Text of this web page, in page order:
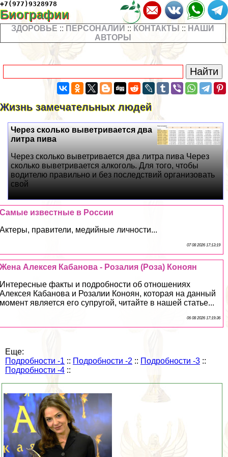
+7(977)9328978
Биографии
ЗДОРОВЬЕ :: ПЕРСОНАЛИИ :: КОНТАКТЫ :: НАШИ
АВТОРЫ
Жизнь замечательных людей
Через сколько выветривается два
литра пива
Через сколько выветривается два литра пива Через
сколько выветривается алкоголь. Для того, чтобы
водителю правильно и без последствий организовать
свой
Самые известные в России
Актеры, правители, медийные личности...
07 08 2026 17:13:19
Жена Алексея Кабанова - Розалия (Роза) Коноян
Интересные факты и подробности об отношениях
Алексея Кабанова и Розалии Коноян, которая на данный
момент является его супругой, читайте в нашей статье...
06 08 2026 17:19:36
Еще:
Подробности -1 :: Подробности -2 :: Подробности -3 ::
Подробности -4 ::